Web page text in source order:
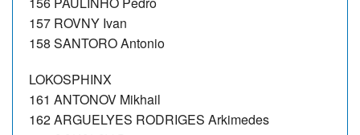
157 ROVNY Ivan
158 SANTORO Antonio
LOKOSPHINX
161 ANTONOV Mikhail
162 ARGUELYES RODRIGES Arkimedes